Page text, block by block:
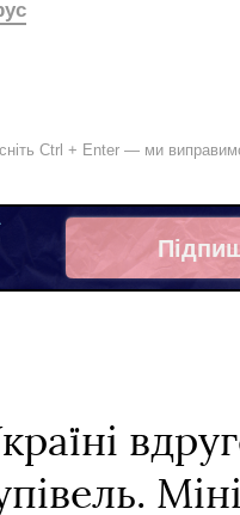
Ctrl + Enter — ми